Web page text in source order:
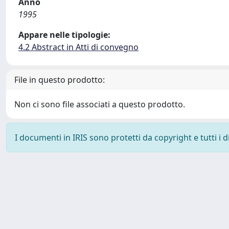
1995
Appare nelle tipologie:
4.2 Abstract in Atti di convegno
File in questo prodotto:
Non ci sono file associati a questo prodotto.
I documenti in IRIS sono protetti da copyright e tutti i